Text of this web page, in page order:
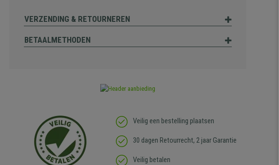
VERZENDING & RETOURNEREN
BETAALMETHODEN
Veilig een bestelling plaatsen
30 dagen Retourrecht, 2 jaar Garantie
Veilig betalen